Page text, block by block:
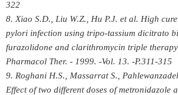
322
8. Xiao S.D., Liu W.Z., Hu P.J. et al. High
pylori infection using tripo-tassium dicitrato
furazolidone and clarithromycin triple
Pharmacol Ther. - 1999. -Vol. 13. -P.311-315
9. Roghani H.S., Massarrat S.,
Effect of two different doses of metronidazole